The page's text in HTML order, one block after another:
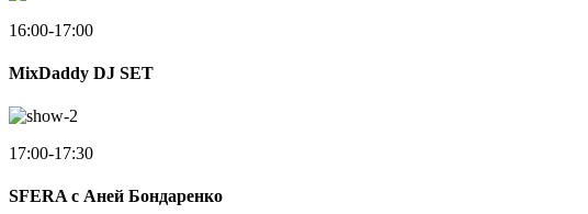
16:00-17:00
MixDaddy DJ SET
17:00-17:30
SFERA с Аней Бондаренко